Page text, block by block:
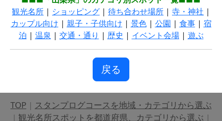
観光名所 | ショッピング | 待ち合わせ場所 | 寺・神社 |
カップル向け | 親子・子供向け | 景色| 公園 | 食事| 宿
泊 | 温泉 | 交通・通り | 歴史 | イベント会場| 遊ぶ
戻る
TOP | スタンプログコースを地域・カテゴリから選ぶ
| 観光名所スポットを都道府県、カテゴリから選ぶ |